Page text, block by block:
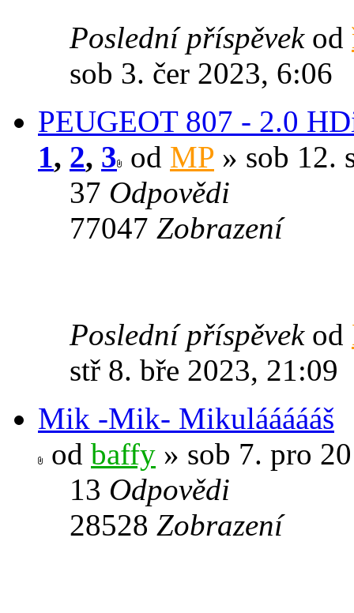
Poslední příspěvek od
sob 3. čer 2023, 6:06
PEUGEOT 807 - 2.0
1, 2, 3 od MP » sob 12.
37 Odpovědi
77047 Zobrazení
Poslední příspěvek od
stř 8. bře 2023, 21:09
Mik -Mik- Mikuláááááš
od baffy » sob 7. pro
13 Odpovědi
28528 Zobrazení